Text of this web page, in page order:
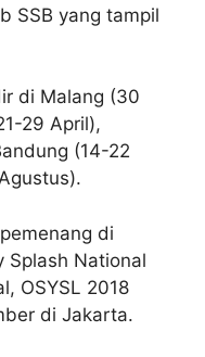
SSB yang tampil
di Malang (30
29 April),
(14-22
di
Splash National
OSYSL 2018
di Jakarta.